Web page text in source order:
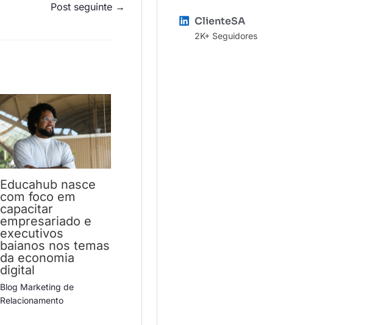
Post seguinte →
Educahub nasce
com foco em
capacitar
empresariado e
executivos
baianos nos temas
da economia
digital
Blog Marketing de
Relacionamento
ClienteSA
2K+ Seguidores